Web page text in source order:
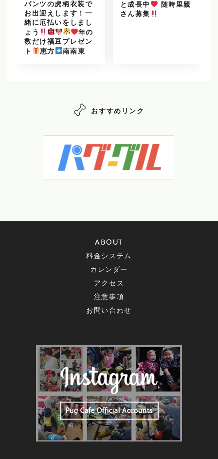
パンツの虎柄衣装で
お出迎えします！一
緒に厄払いをしまし
ょう
年の
数だけ福豆プレゼン
ト
恵方 南南東
と成長中
随時里親
さん募集
おすすめリンク
ABOUT
料金システム
カレンダー
アクセス
注意事項
お問い合わせ